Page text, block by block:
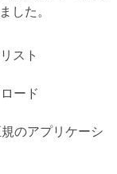
した。
スト
ード
のアプリケーシ